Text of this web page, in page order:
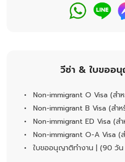
วีซ่า & ใบขออ
Non-immigrant O Visa (สำ
Non-immigrant B Visa (สำ
Non-immigrant ED Visa (ส
Non-immigrant O-A Visa (
ใบขออนุญาติทำงาน | (90 วัน